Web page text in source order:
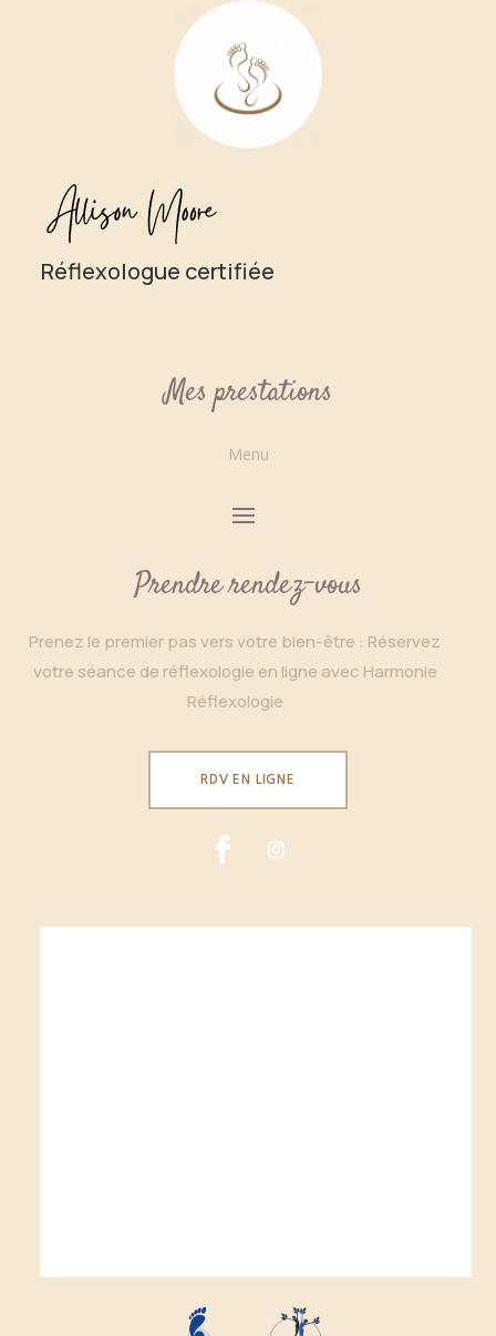
Réflexologue certifiée
Mes prestations
Menu
Prendre rendez-vous
Prenez le premier pas vers votre bien-être : Réservez
votre séance de réflexologie en ligne avec Harmonie
Réflexologie
RDV EN LIGNE